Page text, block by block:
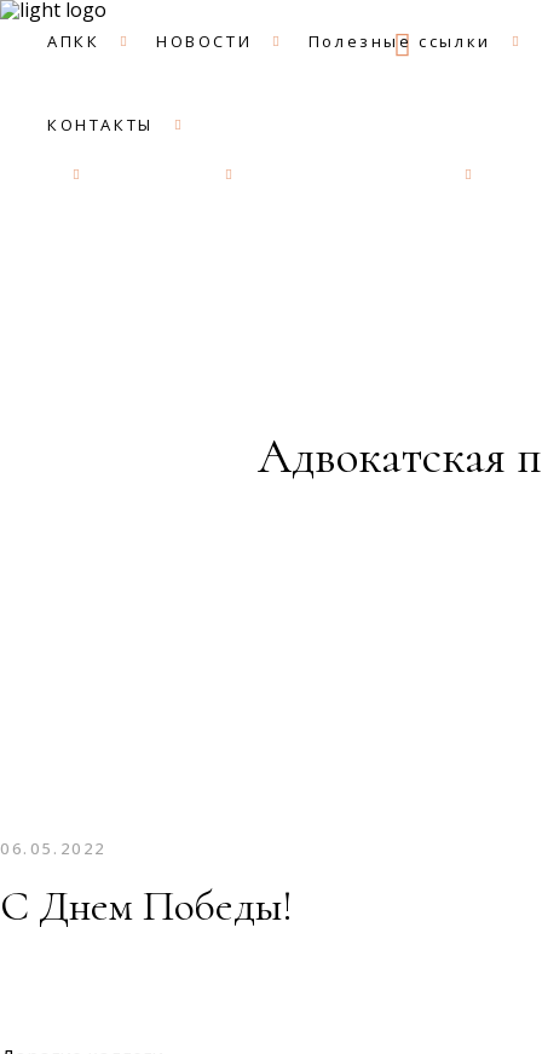
09:00
АПКК НОВОСТИ Полезные ссылки
КОНТАКТЫ
Адвокатская
06.05.2022
С Днем Победы!